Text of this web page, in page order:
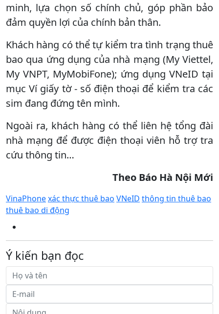
minh, lựa chọn số chính chủ, góp phần bảo
đảm quyền lợi của chính bản thân.
Khách hàng có thể tự kiểm tra tình trạng thuê
bao qua ứng dụng của nhà mạng (My Viettel,
My VNPT, MyMobiFone); ứng dụng VNeID tại
mục Ví giấy tờ - số điện thoại để kiểm tra các
sim đang đứng tên mình.
Ngoài ra, khách hàng có thể liên hệ tổng đài
nhà mạng để được điện thoại viên hỗ trợ tra
cứu thông tin…
Theo Báo Hà Nội Mới
VinaPhonexác thực thuê bao VNeID thông tin thuê bao
thuê bao di động
Ý kiến bạn đọc